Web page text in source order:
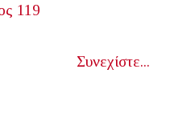
119
Συνεχίστε...